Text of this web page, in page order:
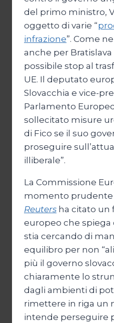
del primo ministro,
oggetto di varie “
infrazione”. Come
anche per Bratislava
possibile stop al
UE. Il deputato
Slovacchia e vice-
Parlamento
sollecitato misure
di Fico se il suo
proseguire
illiberale”.
La Commissione
momento prudente
Reuters ha citato un
europeo che spiega
stia cercando di
equilibro per non
più il governo
chiaramente lo
dagli ambienti di
rimettere in riga un
intende perseguire